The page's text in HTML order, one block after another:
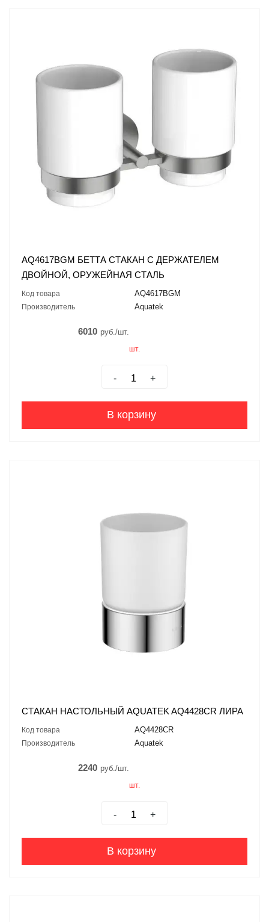
AQ4617BGM БЕТТА СТАКАН С ДЕРЖАТЕЛЕМ
ДВОЙНОЙ, ОРУЖЕЙНАЯ СТАЛЬ
Код товара AQ4617BGM
Производитель Aquatek
6010 руб./шт.
шт.
- +
В корзину
СТАКАН НАСТОЛЬНЫЙ AQUATEK AQ4428CR ЛИРА
Код товара AQ4428CR
Производитель Aquatek
2240 руб./шт.
шт.
- +
В корзину